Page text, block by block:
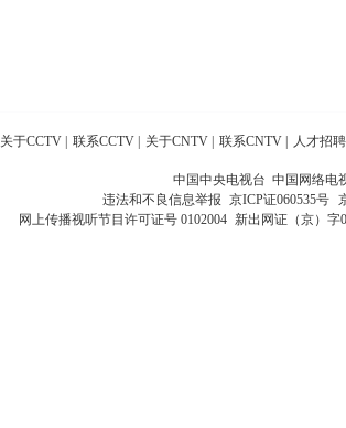
关于CCTV 联系CCTV 关于CNTV 联系CNTV 人才招聘
中国中央电视台 中国网络电
违法和不良信息举报 京ICP证060535号
网上传播视听节目许可证号 0102004 新出网证（京）